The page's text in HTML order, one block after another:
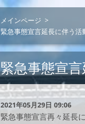
メインページ >
緊急事態宣言延長に伴う活
緊急事態宣
2021年05月29日 09:06
緊急事態宣言再々延長